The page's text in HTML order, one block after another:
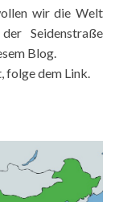
wir die Welt
Seidenstraße
Blog.
folge dem Link.